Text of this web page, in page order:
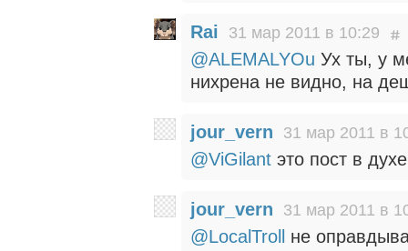
Rai 31 мар 2011 в 10:29
@ALEMALYOu Ух ты, у
нихрена не видно, на
jour_vern 31 мар 2011 в
@ViGilant это пост в
jour_vern 31 мар 2011 в
@LocalTroll не